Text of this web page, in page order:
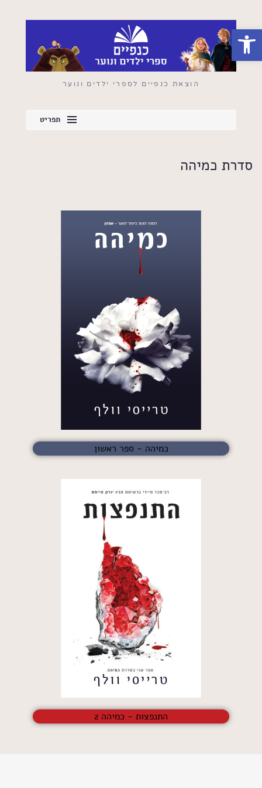
פתח סרגל נגישות
הוצאת כנפיים לספרי ילדים ונוער
תפריט
סדרת כמיהה
כמיהה - ספר ראשון
התנפצות - כמיהה 2